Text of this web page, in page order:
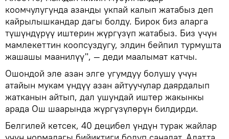
коомчулугунда азанды укпай калып жатабыз деп
кайрылышкандар дагы болду. Бирок биз аларга
түшүндүрүү иштерин жүргүзүп жатабыз. Биз үчүн
мамлекеттин коопсуздугу, элдин бейпил турмушта
жашашы маанилүү", — деди маалымат катчы.
Ошондой эле азан элге угумдуу болушу үчүн
атайын мукам үндүү азан айтуучулар даярдалып
жатканын айтып, дал ушундай иштер жакынкы
арада Ош шаарында жүргүзүлөрүн билдирди.
Белгилей кетсек, 40 децибел үндүн турак жайлар